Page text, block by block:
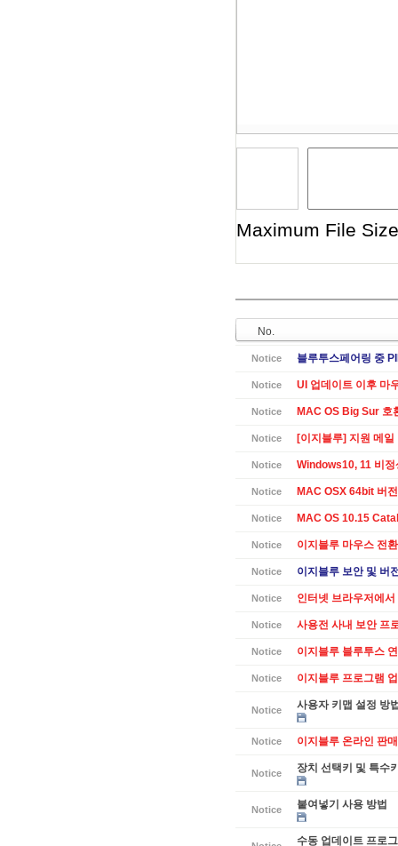
Maximum File
No.
Notice 블루투스페어링 중
Notice UI 업데이트 이후 마
Notice MAC OS Big Sur 호
Notice [이지블루] 지원 메일
Notice Windows10, 11 비정
Notice MAC OSX 64bit 버
Notice MAC OS 10.15
Notice 이지블루 마우스 전
Notice 이지블루 보안 및 버
Notice 인터넷 브라우저에
Notice 사용전 사내 보안 프
Notice 이지블루 블루투스
Notice 이지블루 프로그램
Notice 사용자 키맵 설정 방
Notice 이지블루 온라인 판
Notice 장치 선택키 및 특수
Notice 붙여넣기 사용 방법
수동 업데이트 프로